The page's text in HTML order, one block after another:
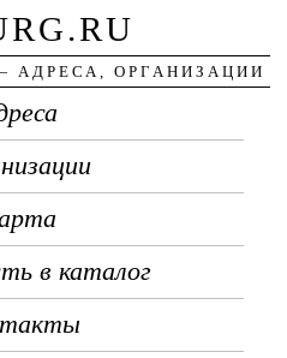
АДРЕСА, ОРГАНИЗАЦИИ
в каталог